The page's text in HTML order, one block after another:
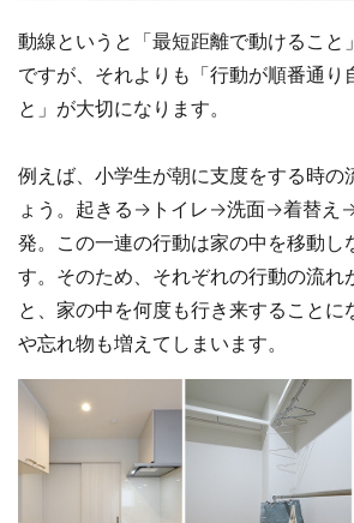
動線というと「最短距離で動けること
ですが、それよりも「行動が順番通り
と」が大切になります。
例えば、小学生が朝に支度をする時の
ょう。起きる→トイレ→洗面→着替
発。この一連の行動は家の中を移動し
す。そのため、それぞれの行動の流れ
と、家の中を何度も行き来することに
や忘れ物も増えてしまいます。